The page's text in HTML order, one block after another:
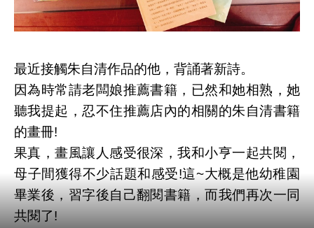
最近接觸朱自清作品的他，背誦著新詩。
因為時常請老闆娘推薦書籍，已然和她相熟，她
聽我提起，忍不住推薦店內的相關的朱自清書籍
的畫冊!
果真，畫風讓人感受很深，我和小亨一起共閱，
母子間獲得不少話題和感受!這~大概是他幼稚園
畢業後，習字後自己翻閱書籍，而我們再次一同
共閱了!